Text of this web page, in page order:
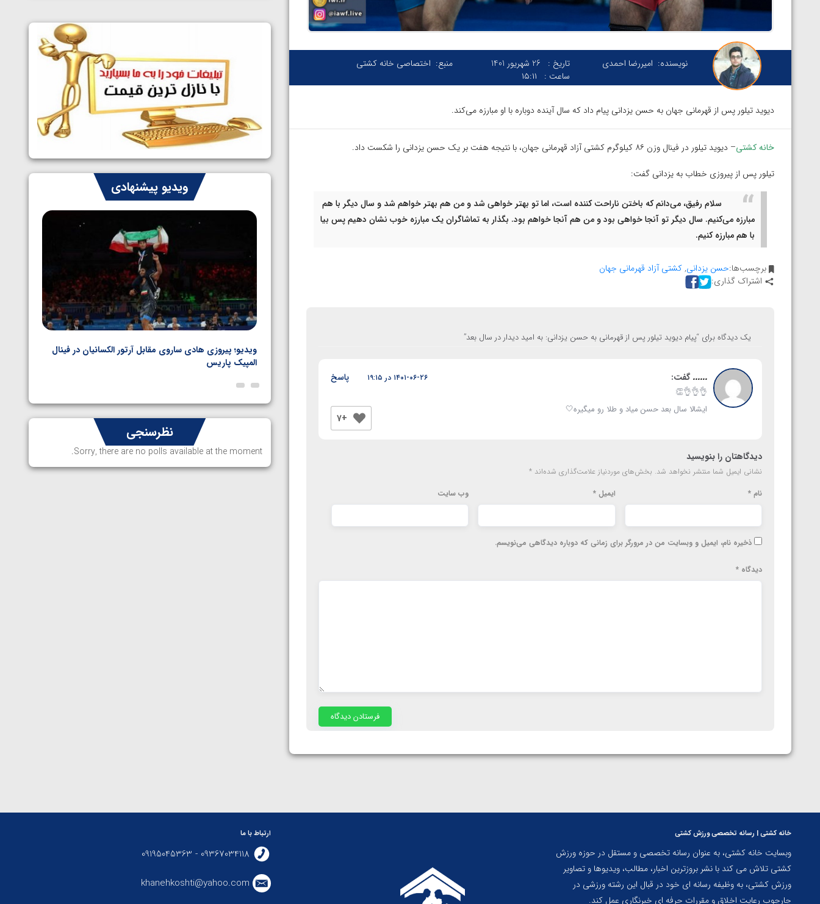
نویسنده: امیررضا احمدی تاریخ :
26 شهریور 1401
ساعت :
۱۵:۱۱
منبع: اختصاصی خانه کشتی
دیوید تیلور پس از قهرمانی جهان به حسن یزدانی پیام داد که سال آینده دوباره با او مبارزه می‌کند.
خانه کشتی– دیوید تیلور در فینال وزن ۸۶ کیلوگرم کشتی آزاد قهرمانی جهان، با نتیجه هفت بر یک حسن یزدانی را شکست داد.
تیلور پس از پیروزی خطاب به یزدانی گفت:
سلام رفیق، می‌دانم که باختن ناراحت کننده است، اما تو بهتر خواهی شد و من هم بهتر خواهم شد و سال دیگر با هم
مبارزه می‌کنیم. سال دیگر تو آنجا خواهی بود و من هم آنجا خواهم بود. بگذار به تماشاگران یک مبارزه خوب نشان دهیم پس بیا
با هم مبارزه کنیم.
برچسب‌ها:حسن یزدانی,کشتی آزاد قهرمانی جهان
اشتراک گذاری:
یک دیدگاه برای “پیام دیوید تیلور پس از قهرمانی به حسن یزدانی: به امید دیدار در سال بعد”
...... گفت: ۱۴۰۱-۰۶-۲۶ در ۱۹:۱۵
👌👌👌👏
ایشالا سال بعد حسن میاد و طلا رو میگیره🤍
+7
پاسخ
دیدگاهتان را بنویسید
نشانی ایمیل شما منتشر نخواهد شد. بخش‌های موردنیاز علامت‌گذاری شده‌اند *
نام * ایمیل* وب‌ سایت
ذخیره نام، ایمیل و وبسایت من در مرورگر برای زمانی که دوباره دیدگاهی می‌نویسم.
دیدگاه *
نمایندگان ایران مشخص شدند
سوم برای ایران
1405/05/07
ایران چشم به راه چهار مدال در پنج وزن
دوم کشتی فرنگی نوجوانان جهان
1405/05/06
ویدیو پیشنهادی
ویدیو؛ پیروزی هادی ساروی مقابل آرتور الکسانیان در فینال
المپیک پاریس
نظرسنجی
Sorry, there are no polls available at the moment.
خانه کشتی | رسانه تخصصی ورزش کشتی
وبسایت خانه کشتی، به عنوان رسانه تخصصی و مستقل در حوزه ورزش
کشتی تلاش می کند با نشر بروزترین اخبار، مطالب، ویدیوها و تصاویر
ورزش کشتی، به وظیفه رسانه ای خود در قبال این رشته ورزشی در
چارچوب رعایت اخلاق و مقررات حرفه ای خبرنگاری عمل کند.
ارتباط با ما
09367034118 - 09195045363
khanehkoshti@yahoo.com